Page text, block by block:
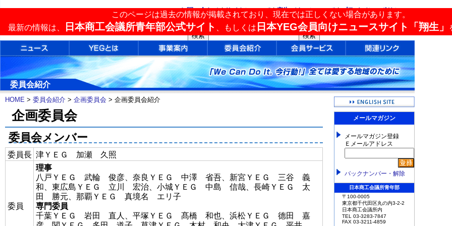
このページは過去の情報が掲載されており、現在では正しくない場合があります。
最新の情報は、
日本商工会議所青年部公式サイト 、もしくは 日本YEG会員向けニュースサイト「翔生」
お問い合わせ|サイトについて|広告バナーについて|プライバシーポリシー
単会検索
サイト内検索
HOME > 委員会紹介 > 企画委員会 > 企画委員会紹介
委員会紹介
企画委員会
委員会メンバー
委員長 津ＹＥＧ 加瀬 久照
委員
理事
八戸ＹＥＧ 武輪 俊彦、奈良ＹＥＧ 中澤 省吾、新宮ＹＥＧ 三谷 義
和、東広島ＹＥＧ 立川 宏治、小城ＹＥＧ 中島 信哉、長崎ＹＥＧ 太
田 勝元、那覇ＹＥＧ 真境名 エリ子
専門委員
千葉ＹＥＧ 岩田 直人、平塚ＹＥＧ 髙橋 和也、浜松ＹＥＧ 德田 嘉
メールマガジン
メールマガジン登録
Ｅメールアドレス
バックナンバー・解除
日本商工会議所青年部
〒100-0005
東京都千代田区丸の内3-2-2
日本商工会議所内
TEL 03-3283-7847
FAX 03-3211-4859